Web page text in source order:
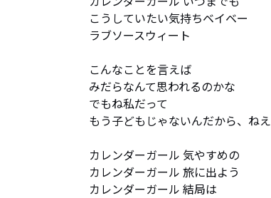
こうしていたい気持ちベイベー
ラブソースウィート
こんなことを言えば
みだらなんて思われるのかな
でもね私だって
もう子どもじゃないんだから、ねえ
カレンダーガール 気やすめの
カレンダーガール 旅に出よう
カレンダーガール 結局は